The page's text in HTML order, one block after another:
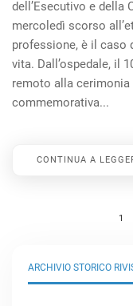
dell’Esecutivo e della
mercoledì scorso
professione, è il caso
vita. Dall’ospedale, il
remoto alla
commemorativa...
CONTINUA A
1
ARCHIVIO STORICO